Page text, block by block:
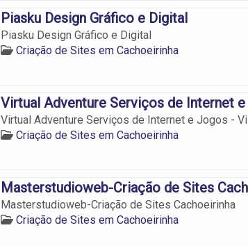
Piasku Design Gráfico e Digital
Piasku Design Gráfico e Digital
Criação de Sites em Cachoeirinha
Virtual Adventure Serviços de Internet
Virtual Adventure Serviços de Internet e Jogos -
Criação de Sites em Cachoeirinha
Masterstudioweb-Criação de Sites
Masterstudioweb-Criação de Sites Cachoeirinha
Criação de Sites em Cachoeirinha